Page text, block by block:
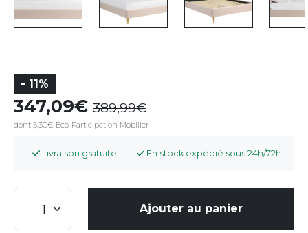
- 11%
347,09 389,99
dont 5,30€ Eco-Participation Mobilier
Livraison gratuite En stock expédié sous 24h/72h
Ajouter au panier